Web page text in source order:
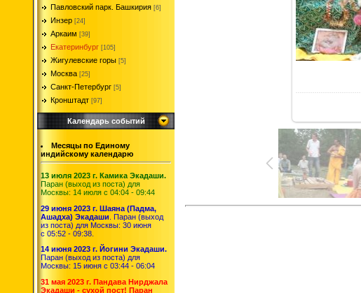
Павловский парк. Башкирия [6]
Инзер [24]
Аркаим [39]
Екатеринбург [105]
Жигулевские горы [5]
Москва [25]
Санкт-Петербург [5]
Кронштадт [97]
Календарь событий
Месяцы по Единому
индийскому календарю
13 июля 2023 г. Камика Экадаши.
Паран (выход из поста) для
Москвы: 14 июля с 04:04 - 09:44
29 июня 2023 г. Шаяна (Падма,
Ашадха) Экадаши . Паран (выход
из поста) для Москвы: 30 июня
с 05:52 - 09:38.
14 июня 2023 г. Йогини Экадаши.
Паран (выход из поста) для
Москвы: 15 июня с 03:44 - 06:04
31 мая 2023 г. Пандава Нирджала
Экадаши - сухой пост! Паран